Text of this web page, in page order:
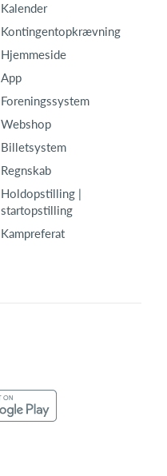
Kalender
Kontingentopkrævning
Hjemmeside
App
Foreningssystem
Webshop
Billetsystem
Regnskab
Holdopstilling |
startopstilling
Kampreferat